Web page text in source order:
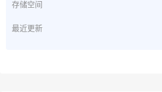
存储空间
最近更新